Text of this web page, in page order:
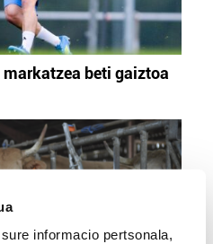
sure informacio pertsonala,
beti gaiztoa